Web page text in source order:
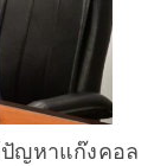
ปัญหาแก๊งคอล